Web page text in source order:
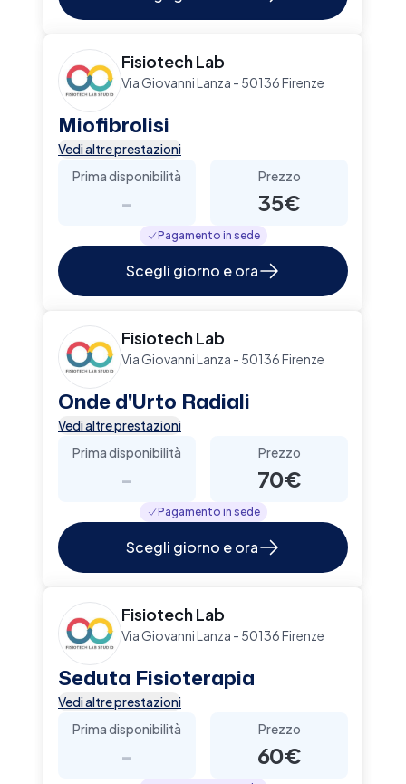
Fisiotech Lab
Via Giovanni Lanza - 50136 Firenze
Miofibrolisi
Vedi altre prestazioni
Prima disponibilità
-
Prezzo
35€
Pagamento in sede
Scegli giorno e ora
Fisiotech Lab
Via Giovanni Lanza - 50136 Firenze
Onde d'Urto Radiali
Vedi altre prestazioni
Prima disponibilità
-
Prezzo
70€
Pagamento in sede
Scegli giorno e ora
Fisiotech Lab
Via Giovanni Lanza - 50136 Firenze
Seduta Fisioterapia
Vedi altre prestazioni
Prima disponibilità
-
Prezzo
60€